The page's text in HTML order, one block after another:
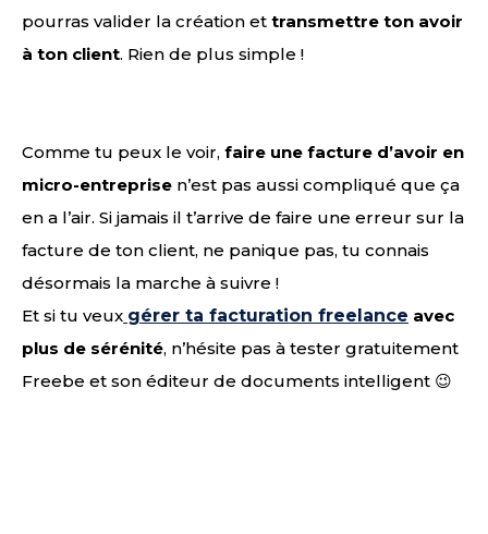
pourras valider la création et transmettre ton avoir
à ton client. Rien de plus simple !
Comme tu peux le voir, faire une facture d’avoir en
micro-entreprise n’est pas aussi compliqué que ça
en a l’air. Si jamais il t’arrive de faire une erreur sur la
facture de ton client, ne panique pas, tu connais
désormais la marche à suivre !
Et si tu veux gérer ta facturation freelance avec
plus de sérénité, n’hésite pas à tester gratuitement
Freebe et son éditeur de documents intelligent 😉